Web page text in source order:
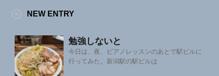
NEW ENTRY
勉強しないと
今日は、夜、ピアノレッスンのあとで駅ビルに
行ってみた。新潟駅の駅ビルは